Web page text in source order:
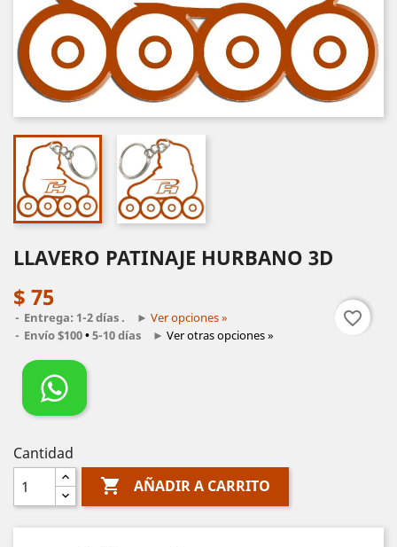
LLAVERO PATINAJE HURBANO 3D
$ 75
Entrega: 1-2 días . ► Ver opciones »
Envío $100•5-10 días ► Ver otras opciones »
Cantidad
 AÑADIR A CARRITO
favorite_border